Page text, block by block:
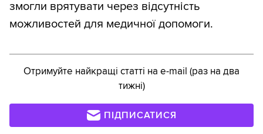
змогли врятувати через відсутність
можливостей для медичної допомоги.
Отримуйте найкращі статті на e-mail (раз на два
тижні)
ПІДПИСАТИСЯ